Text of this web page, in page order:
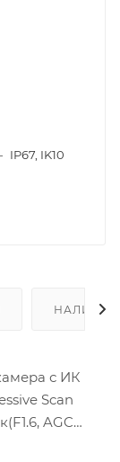
IP67, IK10
НАЛИЧИЕ
Scan
AGC